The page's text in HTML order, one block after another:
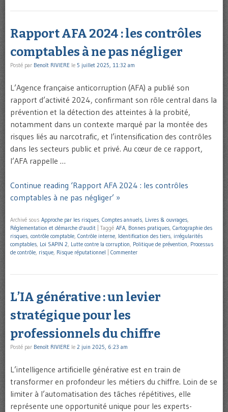
Rapport AFA 2024 : les contrôles
comptables à ne pas négliger
Posté par Benoît RIVIERE le 5 juillet 2025, 11:32 am
L’Agence française anticorruption (AFA) a publié son
rapport d’activité 2024, confirmant son rôle central dans la
prévention et la détection des atteintes à la probité,
notamment dans un contexte marqué par la montée des
risques liés au narcotrafic, et l’intensification des contrôles
dans les secteurs public et privé. Au cœur de ce rapport,
l’AFA rappelle …
Continue reading ‘Rapport AFA 2024 : les contrôles
comptables à ne pas négliger’ »
Archivé sous Approche par les risques, Comptes annuels, Livres & ouvrages,
Réglementation et démarche d'audit
Taggé AFA, Bonnes pratiques, Cartographie des
risques, contrôle comptable, Contrôle interne, Identification des tiers, irrégularités
comptables, Loi SAPIN 2, Lutte contre la corruption, Politique de prévention, Processus
de contrôle, risque, Risque réputationnel Commenter
L’IA générative : un levier
stratégique pour les
professionnels du chiffre
Posté par Benoît RIVIERE le 2 juin 2025, 6:23 am
L’intelligence artificielle générative est en train de
transformer en profondeur les métiers du chiffre. Loin de se
limiter à l’automatisation des tâches répétitives, elle
représente une opportunité unique pour les experts-